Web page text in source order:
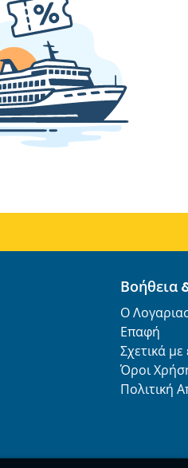
Βοήθεια
Ο
Επαφή
Σχετικά
Όροι
Πολιτική